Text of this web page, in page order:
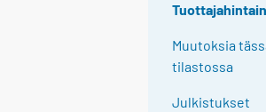
Muutoksia
tilastossa
Julkistukset